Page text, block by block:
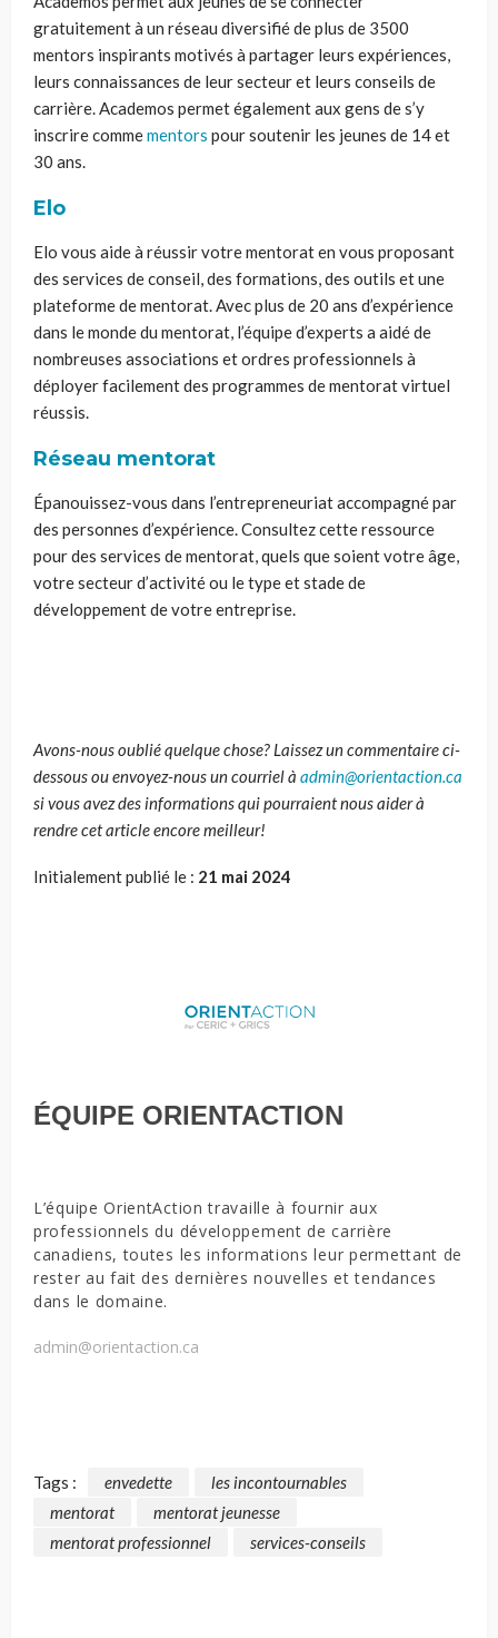
gratuitement à un réseau diversifié de plus de 3500
mentors inspirants motivés à partager leurs expériences,
leurs connaissances de leur secteur et leurs conseils de
carrière.Academos permet également aux gens de s’y
inscrire commementors pour soutenir les jeunes de 14et
30 ans.
Elo
Elo vous aide à réussir votre mentorat en vous proposant
des services de conseil, des formations, des outils et une
plateforme de mentorat. Avec plus de 20 ans d’expérience
dans le monde du mentorat, l’équipe d’experts a aidé de
nombreuses associations et ordres professionnels à
déployer facilement des programmes de mentorat virtuel
réussis.
Réseau mentorat
Épanouissez-vous dans l’entrepreneuriat accompagné par
des personnes d’expérience. Consultez cette ressource
pour des services de mentorat, quels que soient votre âge,
votre secteur d’activité ou le type et stade de
développement de votre entreprise.
Avons-nous oublié quelque chose? Laissez un commentaire ci-
dessous ou envoyez-nous un courriel à admin@orientaction.ca
si vous avez des informations qui pourraient nous aider à
rendre cet article encore meilleur!
Initialement publié le : 21 mai 2024
ÉQUIPE ORIENTACTION
L’équipe OrientAction travaille à fournir aux
professionnels du développement de carrière
canadiens, toutes les informations leur permettant de
rester au fait des dernières nouvelles et tendances
dans le domaine.
admin@orientaction.ca
Tags : envedette
les incontournables
mentorat
mentorat jeunesse
mentorat professionnel
services-conseils